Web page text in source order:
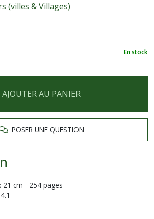
(villes & Villages)
En stock
AJOUTER AU PANIER
POSER UNE QUESTION
cm - 254 pages